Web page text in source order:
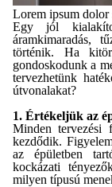
Lorem ipsum dolor
Egy jól
áramkimaradás,
történik. Ha
gondoskodunk a
tervezhetünk
útvonalakat?
1. Értékeljük az
Minden tervezési
kezdődik.
az épületben
kockázati
milyen típusú